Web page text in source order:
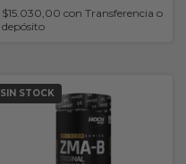
$15.030,00 con Transferencia o
depósito
SIN STOCK